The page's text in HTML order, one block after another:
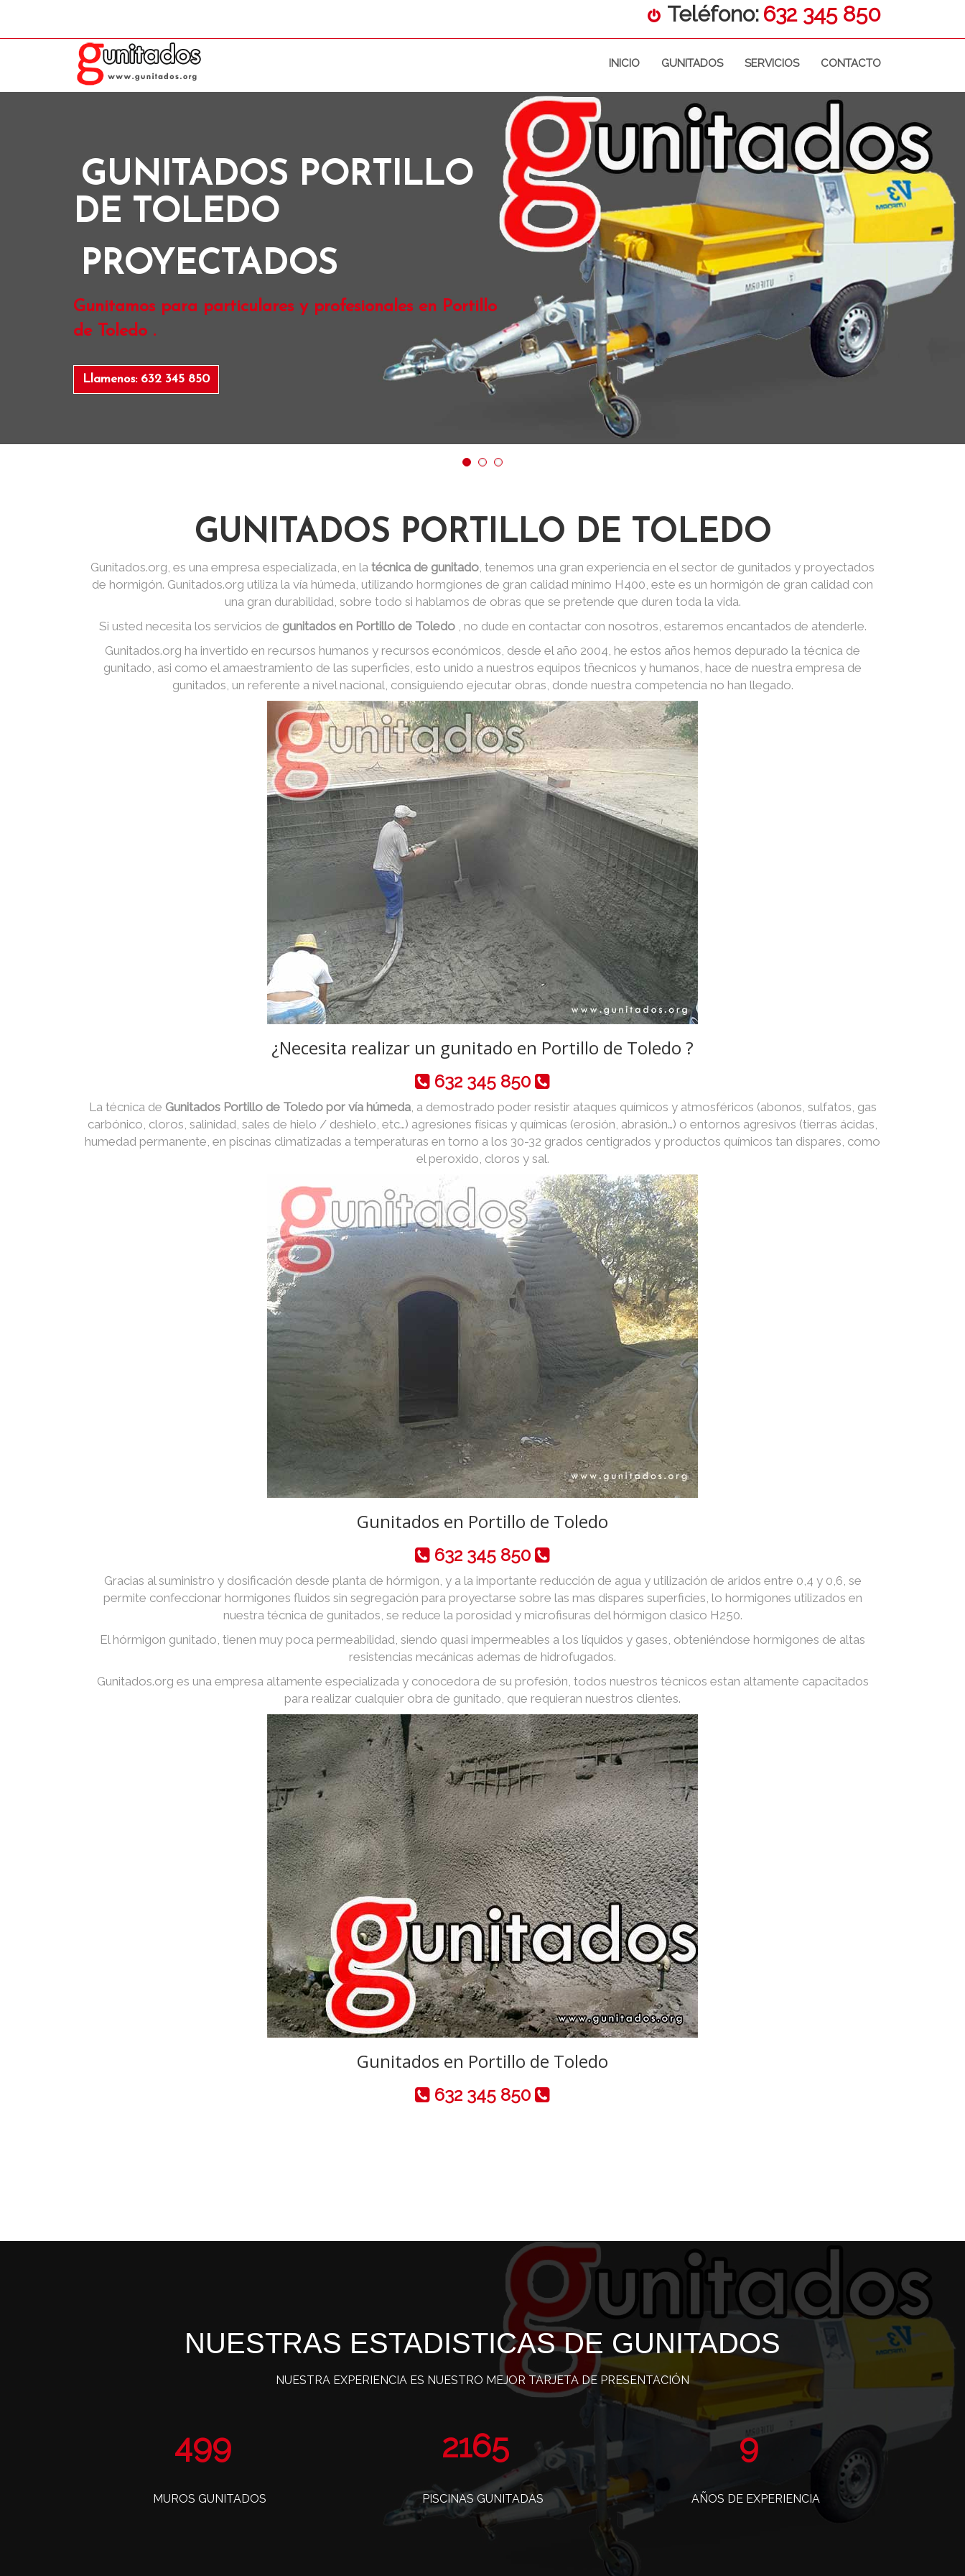
Teléfono: 632 345 850
INICIO GUNITADOS SERVICIOS CONTACTO
GUNITADOS PORTILLO
DE TOLEDO
PROYECTADOS
Gunitamos para particulares y profesionales en Portillo
de Toledo .
Llamenos: 632 345 850
GUNITADOS PORTILLO DE TOLEDO
Gunitados.org, es una empresa especializada, en la técnica de gunitado, tenemos una gran experiencia en el sector de gunitados y proyectados
de hormigón. Gunitados.org utiliza la vía húmeda, utilizando hormgiones de gran calidad mínimo H400, este es un hormigón de gran calidad con
una gran durabilidad, sobre todo si hablamos de obras que se pretende que duren toda la vida.
Si usted necesita los servicios de gunitados en Portillo de Toledo , no dude en contactar con nosotros, estaremos encantados de atenderle.
Gunitados.org ha invertido en recursos humanos y recursos económicos, desde el año 2004, he estos años hemos depurado la técnica de
gunitado, asi como el amaestramiento de las superficies, esto unido a nuestros equipos tñecnicos y humanos, hace de nuestra empresa de
gunitados, un referente a nivel nacional, consiguiendo ejecutar obras, donde nuestra competencia no han llegado.
¿Necesita realizar un gunitado en Portillo de Toledo ?
632 345 850
La técnica de Gunitados Portillo de Toledo por vía húmeda, a demostrado poder resistir ataques químicos y atmosféricos (abonos, sulfatos, gas
carbónico, cloros, salinidad, sales de hielo / deshielo, etc…) agresiones físicas y químicas (erosión, abrasión…) o entornos agresivos (tierras ácidas,
humedad permanente, en piscinas climatizadas a temperaturas en torno a los 30-32 grados centigrados y productos químicos tan dispares, como
el peroxido, cloros y sal.
Gunitados en Portillo de Toledo
632 345 850
Gracias al suministro y dosificación desde planta de hórmigon, y a la importante reducción de agua y utilización de aridos entre 0,4 y 0,6, se
permite confeccionar hormigones fluidos sin segregación para proyectarse sobre las mas dispares superficies, lo hormigones utilizados en
nuestra técnica de gunitados, se reduce la porosidad y microfisuras del hórmigon clasico H250.
El hórmigon gunitado, tienen muy poca permeabilidad, siendo quasi impermeables a los líquidos y gases, obteniéndose hormigones de altas
resistencias mecánicas ademas de hidrofugados.
Gunitados.org es una empresa altamente especializada y conocedora de su profesión, todos nuestros técnicos estan altamente capacitados
para realizar cualquier obra de gunitado, que requieran nuestros clientes.
Gunitados en Portillo de Toledo
632 345 850
NUESTRAS ESTADISTICAS DE GUNITADOS
NUESTRA EXPERIENCIA ES NUESTRO MEJOR TARJETA DE PRESENTACIÓN
802
MUROS GUNITADOS
3477
PISCINAS GUNITADAS
15
AÑOS DE EXPERIENCIA